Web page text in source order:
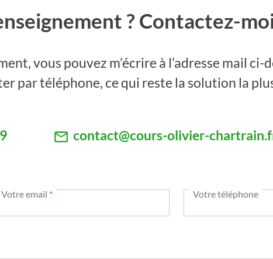
? Contactez-
vous pouvez m’écrire à l’adresse mail ci-
par téléphone, ce qui reste la solution la
contact@cours-olivier-
Votre email * Votre téléphone